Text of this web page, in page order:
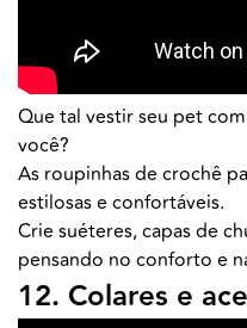
Que tal vestir seu pet
você?
As roupinhas de crochê
estilosas e confortáveis.
Crie suéteres, capas de
pensando no conforto e
12. Colares e